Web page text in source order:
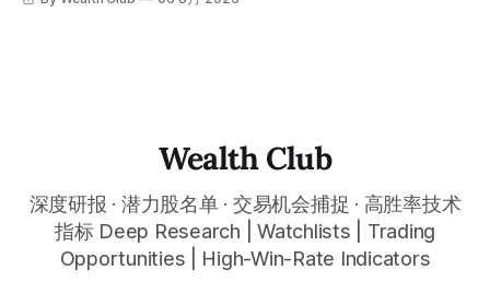
标，以及更多核心名单、深度研究报告、交易机会 :
simultaneously in the corresponding "Trading Ideas"
呈现在你的图表上。 无需成为图表专家，强大的算法自动为
with any financial market — stocks, crypto,
Wealth Club
深度研报 · 潜力股名单 · 交易机会捕捉 · 高胜率技术
指标 Deep Research | Watchlists | Trading
Opportunities | High-Win-Rate Indicators